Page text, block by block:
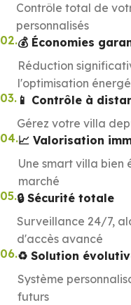
Contrôle total de
personnalisés
02.💰 Économies
Réduction
l'optimisation
03. 📱 Contrôle à
Gérez votre villa
04.📈 Valorisation
Une smart villa bien
marché
05.🔒 Sécurité totale
Surveillance 24/7,
d'accès avancé
06.♻️ Solution
Système
futurs